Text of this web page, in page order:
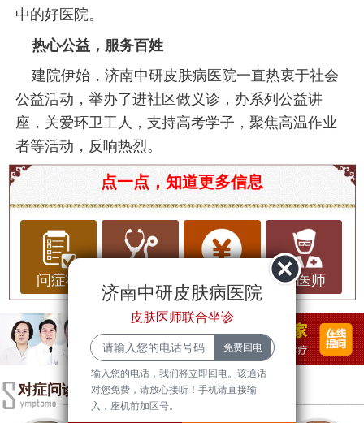
中的好医院。
热心公益，服务百姓
建院伊始，济南中研皮肤病医院一直热衷于社会
公益活动，举办了进社区做义诊，办系列公益讲
座，关爱环卫工人，支持高考学子，聚焦高温作业
者等活动，反响热烈。
济南市青春痘治疗效果好的医院推荐
青春痘医学上称为痤疮，是一种常见的皮肤病，主
要发生在青少年和年轻人身上。它的形成与皮脂腺
分泌过旺、毛囊角化异常、细菌感染以及炎症反应
等多种因素有关。青春痘不仅影响皮肤的外观，还
可能对患者的心理健康造成困扰，导致自卑、焦虑
等情绪问题。
青春痘的基本常识
青春痘通常出现在面部、背部、胸部等皮脂腺分布
较多的部位。其主要症状包括粉刺、丘疹、脓疱和
点一点，知道更多信息
问症状 问医师
对症问诊
济南中研皮肤病医院
皮肤医师联合坐诊
输入您的电话，我们将立即回电。该通话
对您免费，请放心接听！手机请直接输
入，座机前加区号。